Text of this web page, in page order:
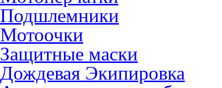
Подшлемники
Мотоочки
Защитные маски
Дождевая Экипировка